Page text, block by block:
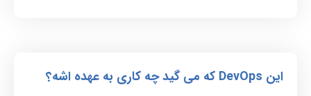
این DevOps که می گید چه کاری به عهده اشه؟